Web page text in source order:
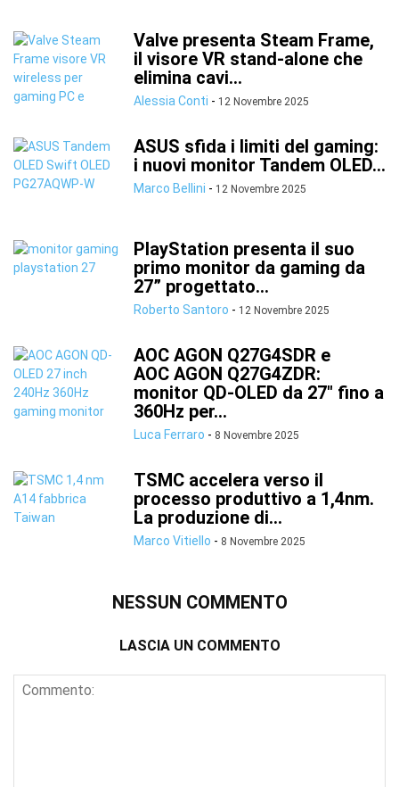
Valve presenta Steam Frame,
il visore VR stand-alone che
elimina cavi...
Alessia Conti - 12 Novembre 2025
ASUS sfida i limiti del gaming:
i nuovi monitor Tandem OLED...
Marco Bellini - 12 Novembre 2025
PlayStation presenta il suo
primo monitor da gaming da
27” progettato...
Roberto Santoro - 12 Novembre 2025
AOC AGON Q27G4SDR e
AOC AGON Q27G4ZDR:
monitor QD-OLED da 27″ fino a
360Hz per...
Luca Ferraro - 8 Novembre 2025
TSMC accelera verso il
processo produttivo a 1,4nm.
La produzione di...
Marco Vitiello - 8 Novembre 2025
NESSUN COMMENTO
LASCIA UN COMMENTO